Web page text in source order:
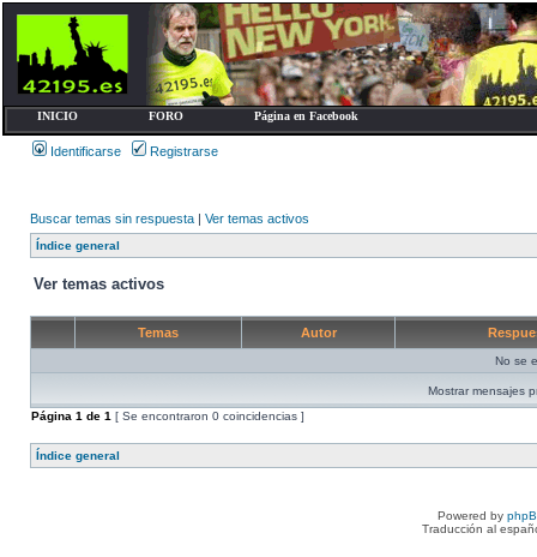
INICIO FORO Página en Facebook
Identificarse Registrarse
Buscar temas sin respuesta | Ver temas activos
Índice general
Ver temas activos
Temas Autor
No se
Mostrar mensajes
Página 1 de 1 [ Se encontraron 0 coincidencias ]
Índice general
Powered by
Traducción al